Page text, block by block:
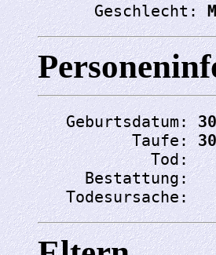
      Geschlecht:
M
   Geburtsdatum:
          Taufe:
            Tod:
     Bestattung:
   Todesursache: